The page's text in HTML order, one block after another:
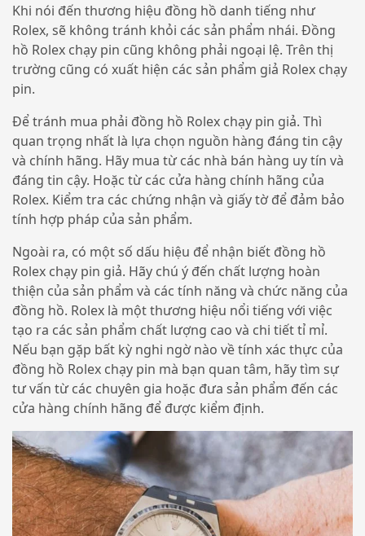
Khi nói đến thương hiệu đồng hồ danh tiếng như
Rolex, sẽ không tránh khỏi các sản phẩm nhái. Đồng
hồ Rolex chạy pin cũng không phải ngoại lệ. Trên thị
trường cũng có xuất hiện các sản phẩm giả Rolex chạy
pin.
Để tránh mua phải đồng hồ Rolex chạy pin giả. Thì
quan trọng nhất là lựa chọn nguồn hàng đáng tin cậy
và chính hãng. Hãy mua từ các nhà bán hàng uy tín và
đáng tin cậy. Hoặc từ các cửa hàng chính hãng của
Rolex. Kiểm tra các chứng nhận và giấy tờ để đảm bảo
tính hợp pháp của sản phẩm.
Ngoài ra, có một số dấu hiệu để nhận biết đồng hồ
Rolex chạy pin giả. Hãy chú ý đến chất lượng hoàn
thiện của sản phẩm và các tính năng và chức năng của
đồng hồ. Rolex là một thương hiệu nổi tiếng với việc
tạo ra các sản phẩm chất lượng cao và chi tiết tỉ mỉ.
Nếu bạn gặp bất kỳ nghi ngờ nào về tính xác thực của
đồng hồ Rolex chạy pin mà bạn quan tâm, hãy tìm sự
tư vấn từ các chuyên gia hoặc đưa sản phẩm đến các
cửa hàng chính hãng để được kiểm định.